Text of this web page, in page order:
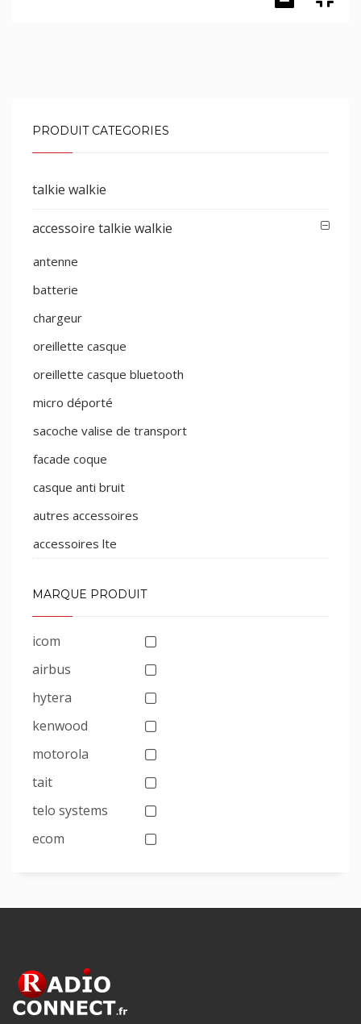
PRODUIT CATEGORIES
talkie walkie
accessoire talkie walkie
antenne
batterie
chargeur
oreillette casque
oreillette casque bluetooth
micro déporté
sacoche valise de transport
facade coque
casque anti bruit
autres accessoires
accessoires lte
MARQUE PRODUIT
icom
airbus
hytera
kenwood
motorola
tait
telo systems
ecom